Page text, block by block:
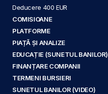
Deducere 400 EUR
COMISIOANE
PLATFORME
PIAȚĂ ȘI ANALIZE
EDUCAȚIE (SUNETUL BANILOR)
FINANȚARE COMPANII
TERMENI BURSIERI
SUNETUL BANILOR (VIDEO)